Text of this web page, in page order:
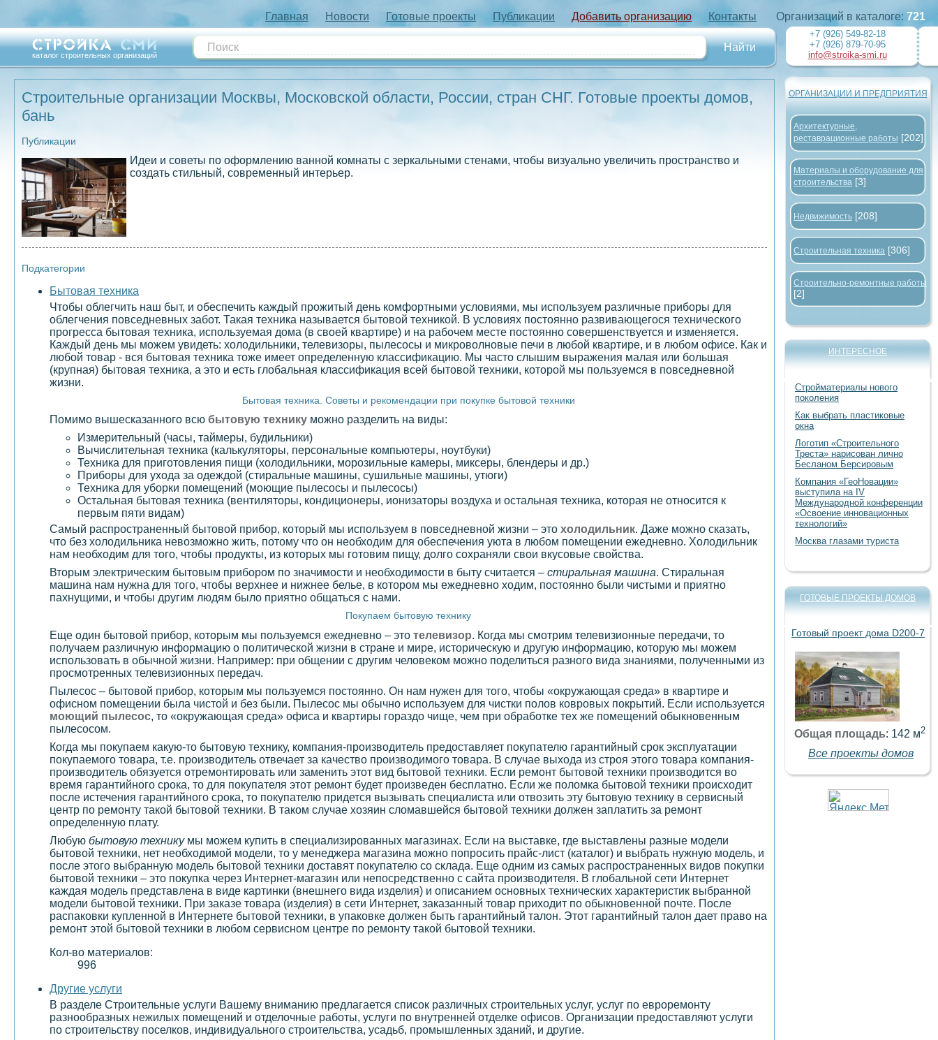
Главная Новости Готовые проекты Публикации Добавить организацию Контакты
каталог строительных организаций
Строительные организации Москвы, Московской области, России, стран СНГ. Готовые проекты домов,
бань
Публикации
Идеи и советы по оформлению ванной комнаты с зеркальными стенами, чтобы визуально увеличить пространство и
создать стильный, современный интерьер.
Подкатегории
Бытовая техника
Чтобы облегчить наш быт, и обеспечить каждый прожитый день комфортными условиями, мы используем различные приборы для
облегчения повседневных забот. Такая техника называется бытовой техникой. В условиях постоянно развивающегося технического
прогресса бытовая техника, используемая дома (в своей квартире) и на рабочем месте постоянно совершенствуется и изменяется.
Каждый день мы можем увидеть: холодильники, телевизоры, пылесосы и микроволновые печи в любой квартире, и в любом офисе. Как и
любой товар - вся бытовая техника тоже имеет определенную классификацию. Мы часто слышим выражения малая или большая
(крупная) бытовая техника, а это и есть глобальная классификация всей бытовой техники, которой мы пользуемся в повседневной
жизни.
Бытовая техника. Советы и рекомендации при покупке бытовой техники
Помимо вышесказанного всю бытовую технику можно разделить на виды:
Измерительный (часы, таймеры, будильники)
Вычислительная техника (калькуляторы, персональные компьютеры, ноутбуки)
Техника для приготовления пищи (холодильники, морозильные камеры, миксеры, блендеры и др.)
Приборы для ухода за одеждой (стиральные машины, сушильные машины, утюги)
Техника для уборки помещений (моющие пылесосы и пылесосы)
Остальная бытовая техника (вентиляторы, кондиционеры, ионизаторы воздуха и остальная техника, которая не относится к
первым пяти видам)
Самый распространенный бытовой прибор, который мы используем в повседневной жизни – это холодильник. Даже можно сказать,
что без холодильника невозможно жить, потому что он необходим для обеспечения уюта в любом помещении ежедневно. Холодильник
нам необходим для того, чтобы продукты, из которых мы готовим пищу, долго сохраняли свои вкусовые свойства.
Вторым электрическим бытовым прибором по значимости и необходимости в быту считается – стиральная машина. Стиральная
машина нам нужна для того, чтобы верхнее и нижнее белье, в котором мы ежедневно ходим, постоянно были чистыми и приятно
пахнущими, и чтобы другим людям было приятно общаться с нами.
Покупаем бытовую технику
Еще один бытовой прибор, которым мы пользуемся ежедневно – это телевизор. Когда мы смотрим телевизионные передачи, то
получаем различную информацию о политической жизни в стране и мире, историческую и другую информацию, которую мы можем
использовать в обычной жизни. Например: при общении с другим человеком можно поделиться разного вида знаниями, полученными из
просмотренных телевизионных передач.
Пылесос – бытовой прибор, которым мы пользуемся постоянно. Он нам нужен для того, чтобы «окружающая среда» в квартире и
офисном помещении была чистой и без были. Пылесос мы обычно используем для чистки полов ковровых покрытий. Если используется
моющий пылесос, то «окружающая среда» офиса и квартиры гораздо чище, чем при обработке тех же помещений обыкновенным
пылесосом.
Когда мы покупаем какую-то бытовую технику, компания-производитель предоставляет покупателю гарантийный срок эксплуатации
покупаемого товара, т.е. производитель отвечает за качество производимого товара. В случае выхода из строя этого товара компания-
производитель обязуется отремонтировать или заменить этот вид бытовой техники. Если ремонт бытовой техники производится во
время гарантийного срока, то для покупателя этот ремонт будет произведен бесплатно. Если же поломка бытовой техники происходит
после истечения гарантийного срока, то покупателю придется вызывать специалиста или отвозить эту бытовую технику в сервисный
центр по ремонту такой бытовой техники. В таком случае хозяин сломавшейся бытовой техники должен заплатить за ремонт
определенную плату.
Любую бытовую техникумы можем купить в специализированных магазинах. Если на выставке, где выставлены разные модели
бытовой техники, нет необходимой модели, то у менеджера магазина можно попросить прайс-лист (каталог) и выбрать нужную модель, и
после этого выбранную модель бытовой техники доставят покупателю со склада. Еще одним из самых распространенных видов покупки
бытовой техники – это покупка через Интернет-магазин или непосредственно с сайта производителя. В глобальной сети Интернет
каждая модель представлена в виде картинки (внешнего вида изделия) и описанием основных технических характеристик выбранной
модели бытовой техники. При заказе товара (изделия) в сети Интернет, заказанный товар приходит по обыкновенной почте. После
распаковки купленной в Интернете бытовой техники, в упаковке должен быть гарантийный талон. Этот гарантийный талон дает право на
ремонт этой бытовой техники в любом сервисном центре по ремонту такой бытовой техники.
Кол-во материалов:
996
Другие услуги
В разделе Строительные услуги Вашему вниманию предлагается список различных строительных услуг, услуг по евроремонту
разнообразных нежилых помещений и отделочные работы, услуги по внутренней отделке офисов. Организации предоставляют услуги
по строительству поселков, индивидуального строительства, усадьб, промышленных зданий, и другие.
Организаций в каталоге: 721
+7 (926) 549-82-18
+7 (926) 879-70-95
info@stroika-smi.ru
ОРГАНИЗАЦИИ И ПРЕДПРИЯТИЯ
Архитектурные,
реставрационные работы [202]
Материалы и оборудование для
строительства [3]
Недвижимость [208]
Строительная техника [306]
Строительно-ремонтные работы
[2]
ИНТЕРЕСНОЕ
Стройматериалы нового
поколения
Как выбрать пластиковые
окна
Логотип «Строительного
Треста» нарисован лично
Бесланом Берсировым
Компания «ГеоНовации»
выступила на IV
Международной конференции
«Освоение инновационных
технологий»
Москва глазами туриста
ГОТОВЫЕ ПРОЕКТЫ ДОМОВ
Готовый проект дома D200-7
Общая площадь: 142 м2
Все проекты домов